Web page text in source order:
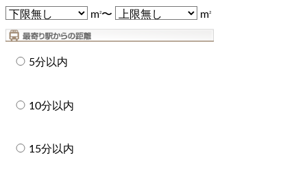
m2〜 m2
5分以内
10分以内
15分以内